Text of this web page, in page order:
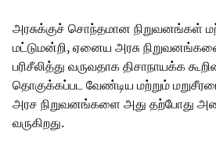
அரசுக்குச் சொந்தமான நிறுவனங்கள்
மட்டுமன்றி, ஏனைய அரசு
பரிசீலித்து வருவதாக திசாநாயக்க
தொகுக்கப்பட வேண்டிய மற்றும்
அரச நிறுவனங்களை அது தற்போது
வருகிறது.